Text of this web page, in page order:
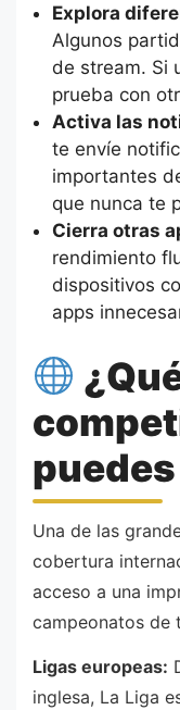
Explora
Algunos
de stream. Si
prueba con
Activa las
te envíe
importantes
que nunca te
Cierra otras
rendimiento
dispositivos
apps
Una de las
cobertura
acceso a una
campeonatos de
Ligas europeas:
inglesa, La Liga